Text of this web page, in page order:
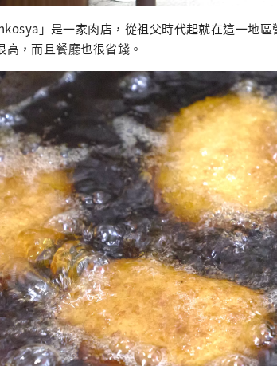
」是一家肉店，從祖父時代起就在這一地
高，而且餐廳也很省錢。